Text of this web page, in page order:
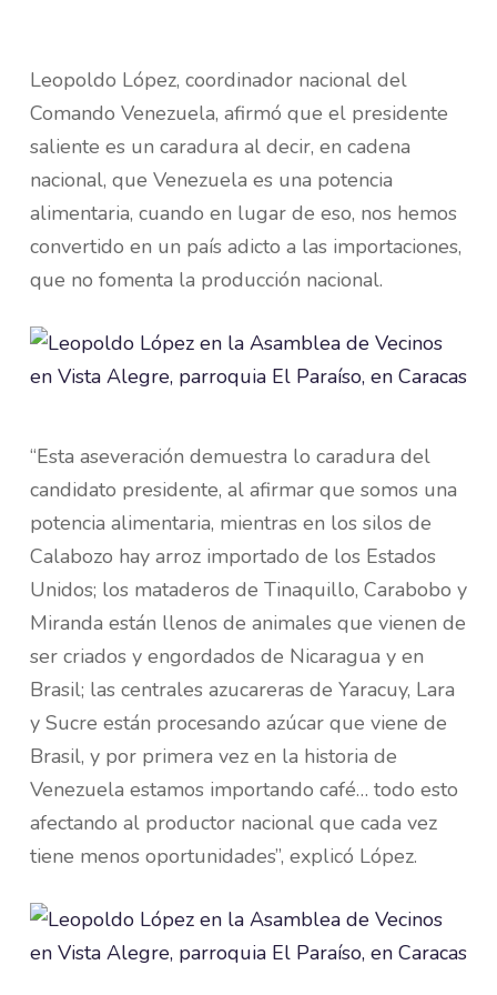
Leopoldo López, coordinador nacional del
Comando Venezuela, afirmó que el presidente
saliente es un caradura al decir, en cadena
nacional, que Venezuela es una potencia
alimentaria, cuando en lugar de eso, nos hemos
convertido en un país adicto a las importaciones,
que no fomenta la producción nacional.
“Esta aseveración demuestra lo caradura del
candidato presidente, al afirmar que somos una
potencia alimentaria, mientras en los silos de
Calabozo hay arroz importado de los Estados
Unidos; los mataderos de Tinaquillo, Carabobo y
Miranda están llenos de animales que vienen de
ser criados y engordados de Nicaragua y en
Brasil; las centrales azucareras de Yaracuy, Lara
y Sucre están procesando azúcar que viene de
Brasil, y por primera vez en la historia de
Venezuela estamos importando café… todo esto
afectando al productor nacional que cada vez
tiene menos oportunidades”, explicó López.